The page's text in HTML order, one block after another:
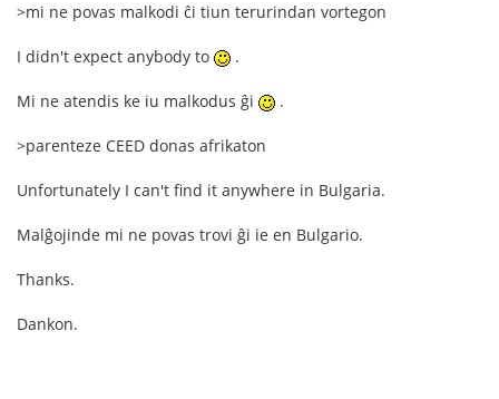
>mi ne povas malkodi ĉi tiun terurindan vortegon
I didn't expect anybody to .
Mi ne atendis ke iu malkodus ĝi .
>parenteze CEED donas afrikaton
Unfortunately I can't find it anywhere in Bulgaria.
Malĝojinde mi ne povas trovi ĝi ie en Bulgario.
Thanks.
Dankon.